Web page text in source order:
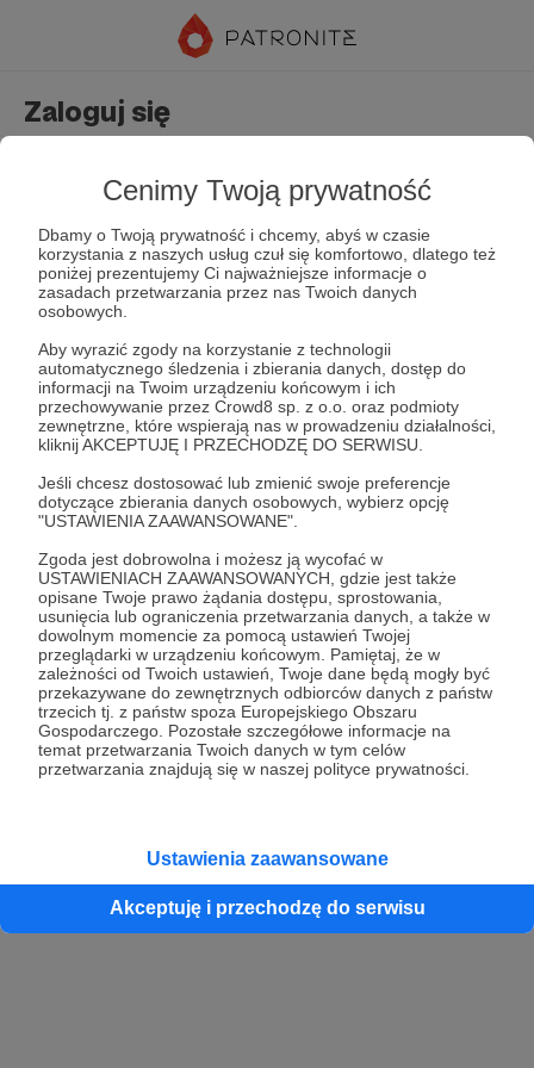
Cenimy Twoją prywatność
Dbamy o Twoją prywatność i chcemy, abyś w czasie
korzystania z naszych usług czuł się komfortowo, dlatego też
poniżej prezentujemy Ci najważniejsze informacje o
zasadach przetwarzania przez nas Twoich danych
osobowych.
Aby wyrazić zgody na korzystanie z technologii
automatycznego śledzenia i zbierania danych, dostęp do
informacji na Twoim urządzeniu końcowym i ich
przechowywanie przez Crowd8 sp. z o.o. oraz podmioty
zewnętrzne, które wspierają nas w prowadzeniu działalności,
kliknij AKCEPTUJĘ I PRZECHODZĘ DO SERWISU.
Jeśli chcesz dostosować lub zmienić swoje preferencje
dotyczące zbierania danych osobowych, wybierz opcję
"USTAWIENIA ZAAWANSOWANE".
Zgoda jest dobrowolna i możesz ją wycofać w
USTAWIENIACH ZAAWANSOWANYCH, gdzie jest także
opisane Twoje prawo żądania dostępu, sprostowania,
usunięcia lub ograniczenia przetwarzania danych, a także w
dowolnym momencie za pomocą ustawień Twojej
przeglądarki w urządzeniu końcowym. Pamiętaj, że w
zależności od Twoich ustawień, Twoje dane będą mogły być
przekazywane do zewnętrznych odbiorców danych z państw
trzecich tj. z państw spoza Europejskiego Obszaru
Gospodarczego. Pozostałe szczegółowe informacje na
temat przetwarzania Twoich danych w tym celów
przetwarzania znajdują się w naszej polityce prywatności.
Ustawienia zaawansowane
Akceptuję i przechodzę do serwisu
Zaloguj się
Zapamiętaj mnie Zapomniałeś hasła?
Zaloguj
lub
Kontynuuj z Google
Kontynuuj z Facebook
Kontynuuj z Apple
konta przez osobę niepełnoletnią” dostępny w regulaminie Patronite.pl